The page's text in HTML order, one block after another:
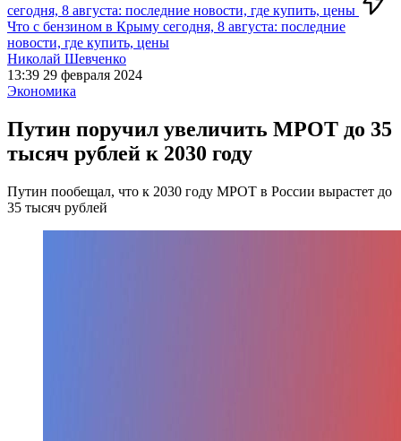
сегодня, 8 августа: последние новости, где купить, цены
Что с бензином в Крыму сегодня, 8 августа: последние
новости, где купить, цены
Николай Шевченко
13:39 29 февраля 2024
Экономика
Путин поручил увеличить МРОТ до 35
тысяч рублей к 2030 году
Путин пообещал, что к 2030 году МРОТ в России вырастет до
35 тысяч рублей